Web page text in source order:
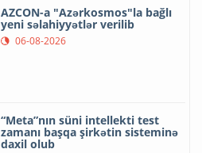
AZCON-a "Azərkosmos"la bağlı
yeni səlahiyyətlər verilib
06-08-2026
“Meta”nın süni intellekti test
zamanı başqa şirkətin sisteminə
daxil olub